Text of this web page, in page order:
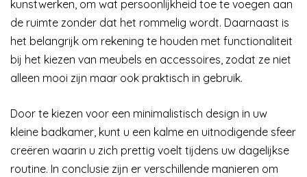
kunstwerken, om wat persoonlijkheid toe te voegen aan
de ruimte zonder dat het rommelig wordt. Daarnaast is
het belangrijk om rekening te houden met functionaliteit
bij het kiezen van meubels en accessoires, zodat ze niet
alleen mooi zijn maar ook praktisch in gebruik.
Door te kiezen voor een minimalistisch design in uw
kleine badkamer, kunt u een kalme en uitnodigende sfeer
creëren waarin u zich prettig voelt tijdens uw dagelijkse
routine. In conclusie zijn er verschillende manieren om